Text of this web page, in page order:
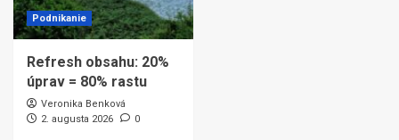
Podnikanie
Refresh obsahu: 20%
úprav = 80% rastu
Veronika Benková
2. augusta 2026
0